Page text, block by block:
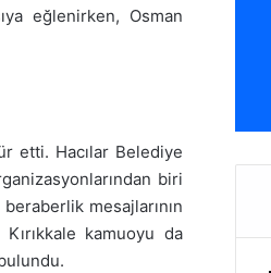
eğlenirken, Osman
etti. Hacılar Belediye
biri
mesajlarının
kamuoyu da